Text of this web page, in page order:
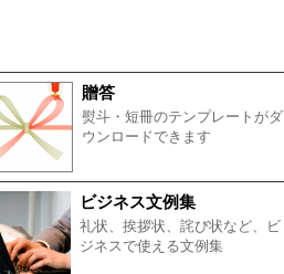
贈答
熨斗・短冊のテンプレートがダ
ウンロードできます
ビジネス文例集
礼状、挨拶状、詫び状など、ビ
ジネスで使える文例集